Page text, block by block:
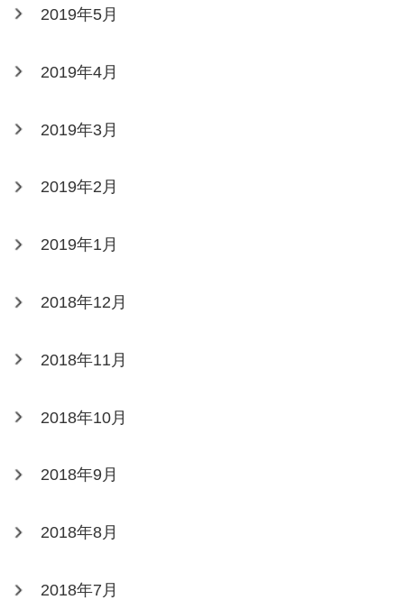
2019年5月
2019年4月
2019年3月
2019年2月
2019年1月
2018年12月
2018年11月
2018年10月
2018年9月
2018年8月
2018年7月